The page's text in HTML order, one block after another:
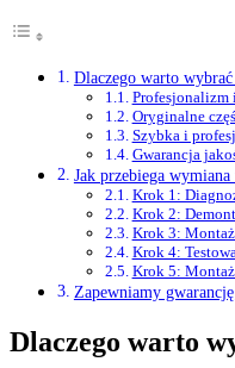
Dlaczego warto
Profesjonalizm
Oryginalne
Szybka i
Gwarancja
Jak przebiega
Krok 1:
Krok 2:
Krok 3:
Krok 4:
Krok 5:
Zapewniamy
Dlaczego warto